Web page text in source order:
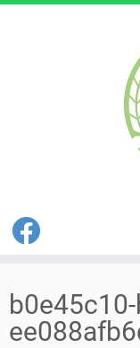
Inhalt
springen